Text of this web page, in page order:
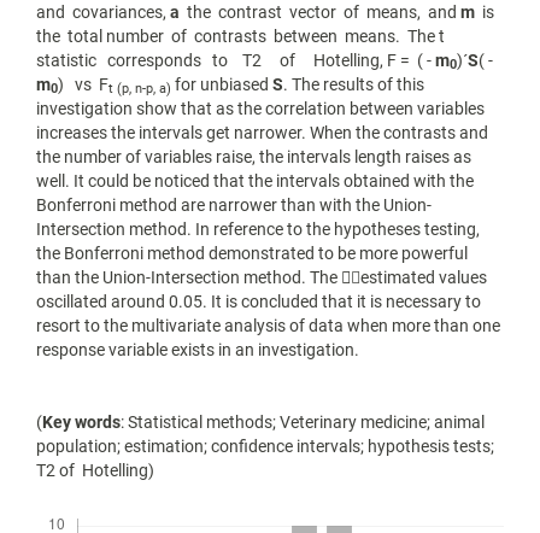
and covariances, a the contrast vector of means, and m is
the total number of contrasts between means. The t
statistic corresponds to T2 of Hotelling, F = ( -m0)´S( -
m0) vs Ft (p, n-p, a) for unbiased S. The results of this
investigation show that as the correlation between variables
increases the intervals get narrower. When the contrasts and
the number of variables raise, the intervals length raises as
well. It could be noticed that the intervals obtained with the
Bonferroni method are narrower than with the Union-
Intersection method. In reference to the hypotheses testing,
the Bonferroni method demonstrated to be more powerful
than the Union-Intersection method. The estimated values
oscillated around 0.05. It is concluded that it is necessary to
resort to the multivariate analysis of data when more than one
response variable exists in an investigation.
(Key words: Statistical methods; Veterinary medicine; animal
population; estimation; confidence intervals; hypothesis tests;
T2 of Hotelling)